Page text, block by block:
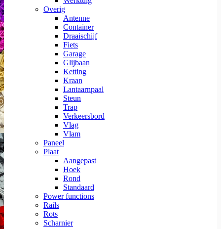
Overig
Antenne
Container
Draaischijf
Fiets
Garage
Glijbaan
Ketting
Kraan
Lantaarnpaal
Steun
Trap
Verkeersbord
Vlag
Vlam
Paneel
Plaat
Aangepast
Hoek
Rond
Standaard
Power functions
Rails
Rots
Scharnier